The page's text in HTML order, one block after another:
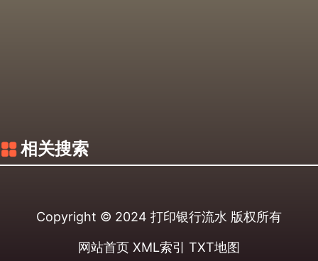
相关搜索
Copyright © 2024 打印银行流水 版权所有
网站首页 XML索引 TXT地图